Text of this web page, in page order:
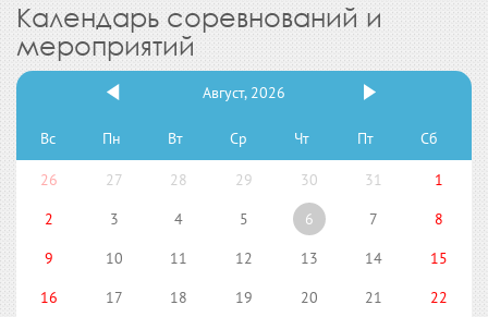
Календарь соревнований и
мероприятий
Август, 2026
Вс Пн Вт Ср Чт Пт Сб
26 27 28 29 30 31
1
2
3 4 5 6 7
8
9
10 11 12 13 14
15
16
17 18 19 20 21
22